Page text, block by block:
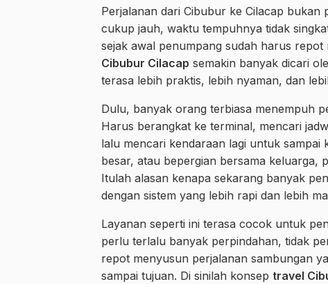
Perjalanan dari Cibubur ke Cilacap bukan
cukup jauh, waktu tempuhnya tidak
sejak awal penumpang sudah harus
Cibubur Cilacap semakin banyak dicari
terasa lebih praktis, lebih nyaman, dan
Dulu, banyak orang terbiasa menempuh
Harus berangkat ke terminal, mencari
lalu mencari kendaraan lagi untuk sampai
besar, atau bepergian bersama keluarga,
Itulah alasan kenapa sekarang banyak
dengan sistem yang lebih rapi dan lebih
Layanan seperti ini terasa cocok untuk
perlu terlalu banyak perpindahan, tidak
repot menyusun perjalanan sambungan
sampai tujuan. Di sinilah konsep travel